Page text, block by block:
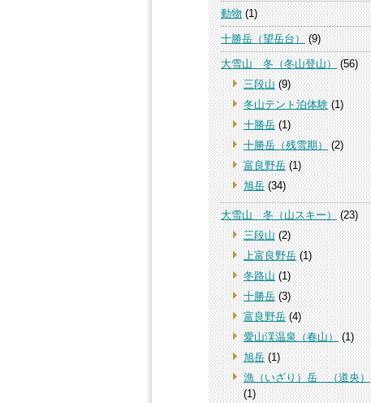
動物(1)
十勝岳（望岳台）(9)
大雪山 冬（冬山登山）(56)
三段山(9)
冬山テント泊体験(1)
十勝岳(1)
十勝岳（残雪期）(2)
富良野岳(1)
旭岳(34)
大雪山 冬（山スキー）(23)
三段山(2)
上富良野岳(1)
冬路山(1)
十勝岳(3)
富良野岳(4)
愛山渓温泉（春山）(1)
旭岳(1)
漁（いざり）岳 （道央）
(1)